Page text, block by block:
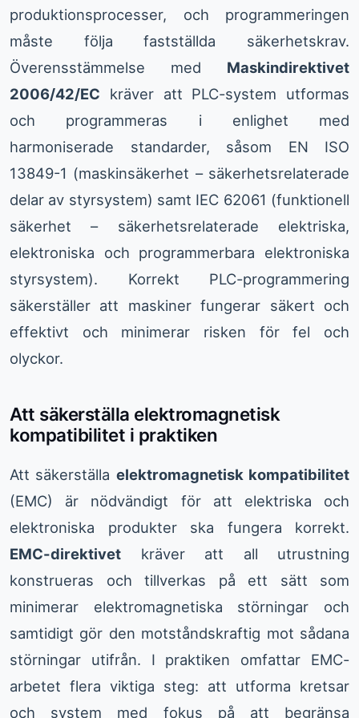
produktionsprocesser, och programmeringen
måste följa fastställda säkerhetskrav.
Överensstämmelse med Maskindirektivet
2006/42/EC kräver att PLC-system utformas
och programmeras i enlighet med
harmoniserade standarder, såsom EN ISO
13849-1 (maskinsäkerhet – säkerhetsrelaterade
delar av styrsystem) samt IEC 62061 (funktionell
säkerhet – säkerhetsrelaterade elektriska,
elektroniska och programmerbara elektroniska
styrsystem). Korrekt PLC-programmering
säkerställer att maskiner fungerar säkert och
effektivt och minimerar risken för fel och
olyckor.
Att säkerställa elektromagnetisk
kompatibilitet i praktiken
Att säkerställa elektromagnetisk kompatibilitet
(EMC) är nödvändigt för att elektriska och
elektroniska produkter ska fungera korrekt.
EMC-direktivet kräver att all utrustning
konstrueras och tillverkas på ett sätt som
minimerar elektromagnetiska störningar och
samtidigt gör den motståndskraftig mot sådana
störningar utifrån. I praktiken omfattar EMC-
arbetet flera viktiga steg: att utforma kretsar
och system med fokus på att begränsa